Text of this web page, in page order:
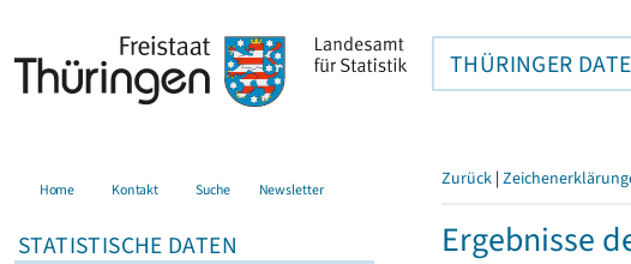
THÜRINGER
Home Kontakt Suche Newsletter
STATISTISCHE DATEN
Zurück |
Ergebnisse